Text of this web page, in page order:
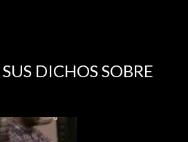
DICHOS SOBRE